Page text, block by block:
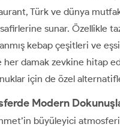
Türk ve dünya
sunar. Özellikle
kebap çeşitleri ve
her damak zevkine hitap
için de özel
Modern
büyüleyici